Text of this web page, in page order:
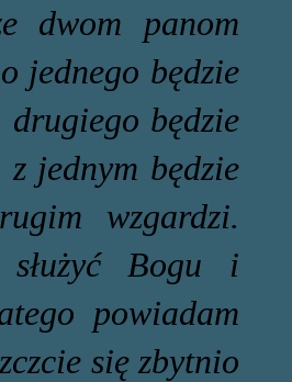
dwom panom
jednego będzie
drugiego będzie
z jednym będzie
wzgardzi.
służyć Bogu i
powiadam
się zbytnio